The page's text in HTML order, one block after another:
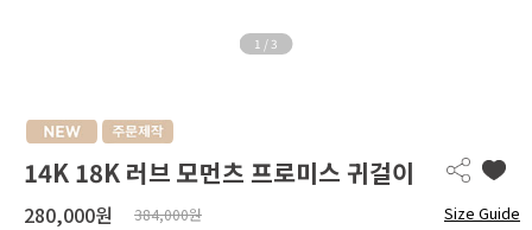
1 / 3
14K 18K 러브 모먼츠 프로미스 귀걸이
280,000원 384,000원 Size Guide